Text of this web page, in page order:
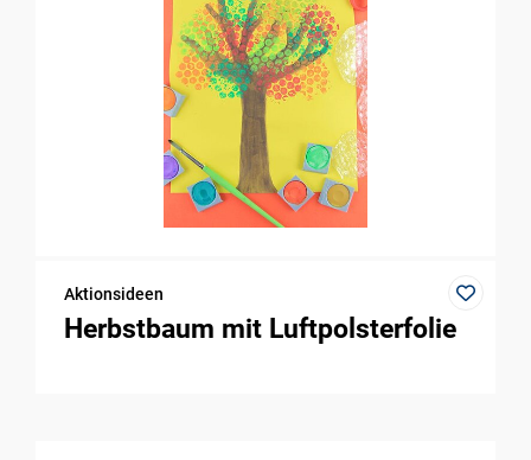
Aktionsideen
Herbstbaum mit Luftpolsterfolie